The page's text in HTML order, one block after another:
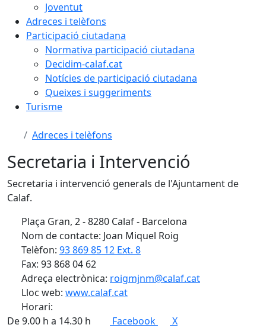
Joventut
Adreces i telèfons
Participació ciutadana
Normativa participació ciutadana
Decidim-calaf.cat
Notícies de participació ciutadana
Queixes i suggeriments
Turisme
Adreces i telèfons
Secretaria i Intervenció
Secretaria i intervenció generals de l'Ajuntament de
Calaf.
Plaça Gran, 2 - 8280 Calaf - Barcelona
Nom de contacte: Joan Miquel Roig
Telèfon: 93 869 85 12 Ext. 8
Fax: 93 868 04 62
Adreça electrònica: roigmjnm@calaf.cat
Lloc web: www.calaf.cat
Horari:
De 9.00 h a 14.30 h
Facebook
X